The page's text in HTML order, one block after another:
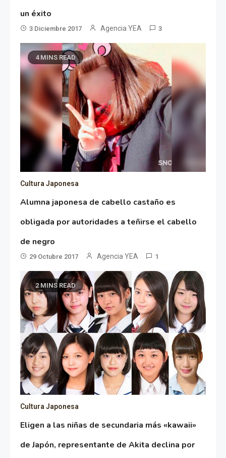
un éxito
3 Diciembre 2017 Agencia YEA 3
4 MINS READ
Cultura Japonesa
Alumna japonesa de cabello castaño es
obligada por autoridades a teñirse el cabello
de negro
29 Octubre 2017 Agencia YEA 1
2 MINS READ
Cultura Japonesa
Eligen a las niñas de secundaria más «kawaii»
de Japón, representante de Akita declina por